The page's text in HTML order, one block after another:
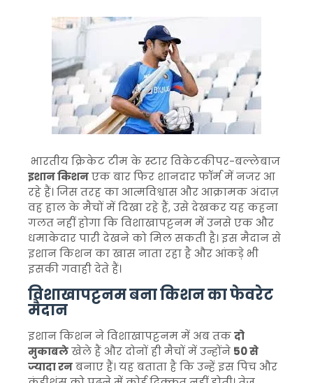
भारतीय क्रिकेट टीम के स्टार विकेटकीपर-बल्लेबाज
इशान किशनएक बार फिर शानदार फॉर्म में नजर आ
रहे हैं। जिस तरह का आत्मविश्वास और आक्रामक अंदाज़
वह हाल के मैचों में दिखा रहे हैं, उसे देखकर यह कहना
गलत नहीं होगा कि विशाखापट्टनम में उनसे एक और
धमाकेदार पारी देखने को मिल सकती है। इस मैदान से
इशान किशन का खास नाता रहा है और आंकड़े भी
इसकी गवाही देते हैं।
विशाखापट्टनम बना किशन का फेवरेट
मैदान
इशान किशन ने विशाखापट्टनम में अब तकदो
मुकाबलेखेले हैं और दोनों ही मैचों में उन्होंने 50 से
ज्यादा रनबनाए हैं। यह बताता है कि उन्हें इस पिच और